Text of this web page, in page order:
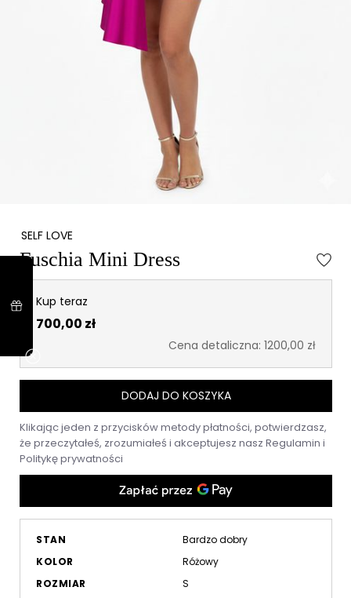
SELF LOVE
Fuschia Mini Dress
Kup teraz
700,00 zł
Cena detaliczna: 1200,00 zł
DODAJ DO KOSZYKA
Klikając jeden z przycisków metody płatności, potwierdzasz,
że przeczytałeś, zrozumiałeś i akceptujesz nasz Regulamin i
Politykę prywatności
STAN
Bardzo dobry
KOLOR
Różowy
ROZMIAR
S